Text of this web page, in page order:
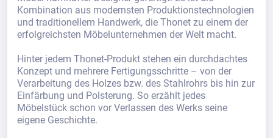
Kombination aus modernsten Produktionstechnologien
und traditionellem Handwerk, die Thonet zu einem der
erfolgreichsten Möbelunternehmen der Welt macht.
Hinter jedem Thonet-Produkt stehen ein durchdachtes
Konzept und mehrere Fertigungsschritte – von der
Verarbeitung des Holzes bzw. des Stahlrohrs bis hin zur
Einfärbung und Polsterung. So erzählt jedes
Möbelstück schon vor Verlassen des Werks seine
eigene Geschichte.